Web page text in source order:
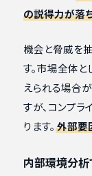
の説得力が落
機会と脅威を
す。市場全体
えられる場合
すが、コンプ
ります。 外部要
内部環境分析